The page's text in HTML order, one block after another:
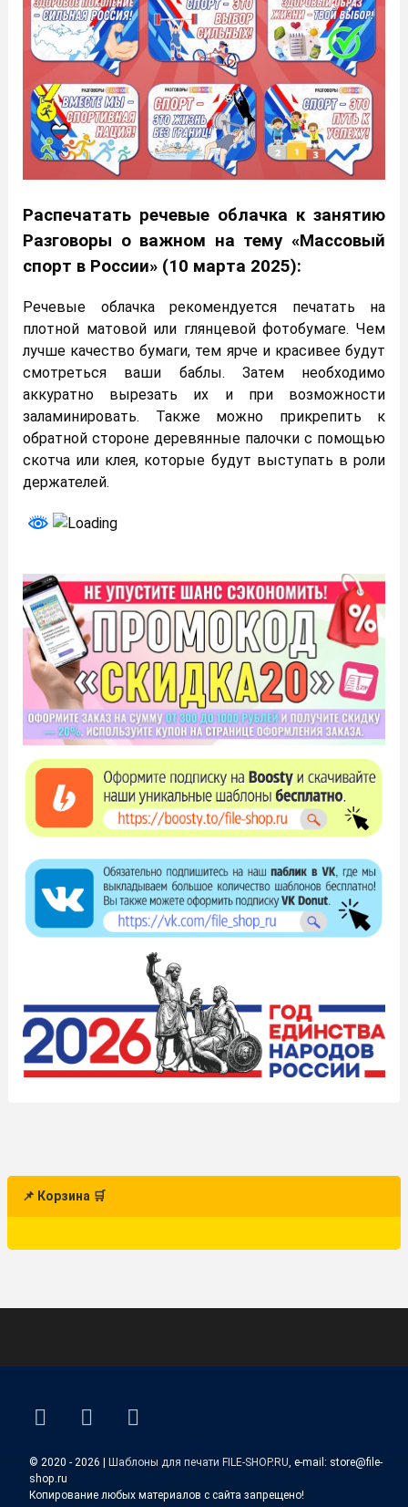
Распечатать речевые облачка к занятию
Разговоры о важном на тему «Массовый
спорт в России» (10 марта 2025):
Речевые облачка рекомендуется печатать на
плотной матовой или глянцевой фотобумаге. Чем
лучше качество бумаги, тем ярче и красивее будут
смотреться ваши баблы. Затем необходимо
аккуратно вырезать их и при возможности
заламинировать. Также можно прикрепить к
обратной стороне деревянные палочки с помощью
скотча или клея, которые будут выступать в роли
держателей.
📌 Корзина 🛒
ВКонтакте
YouTube
E-mail
© 2020 - 2026 | Шаблоны для печати FILE-SHOP.RU , e-mail: store@file-
shop.ru
Копирование любых материалов с сайта запрещено!